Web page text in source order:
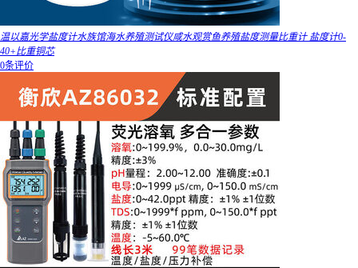
温以嘉光学盐度计水族馆海水养殖测试仪咸水观赏鱼养殖盐度测量比重计 盐度计0-
40+比重铜芯
0条评价